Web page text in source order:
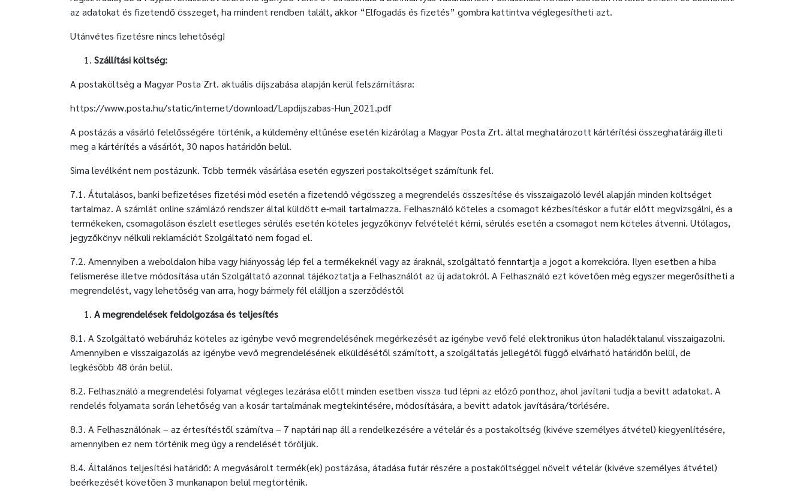
az adatokat és fizetendő összeget, ha mindent rendben talált, akkor “Elfogadás és fizetés” gombra kattintva véglegesítheti azt.
Utánvétes fizetésre nincs lehetőség!
Szállítási költség:
A postaköltség a Magyar Posta Zrt. aktuális díjszabása alapján kerül felszámításra:
https://www.posta.hu/static/internet/download/Lapdijszabas-Hun_2021.pdf
A postázás a vásárló felelősségére történik, a küldemény eltűnése esetén kizárólag a Magyar Posta Zrt. által meghatározott kártérítési összeghatáráig illeti
meg a kártérítés a vásárlót, 30 napos határidőn belül.
Sima levélként nem postázunk. Több termék vásárlása esetén egyszeri postaköltséget számítunk fel.
7.1. Átutalásos, banki befizetéses fizetési mód esetén a fizetendő végösszeg a megrendelés összesítése és visszaigazoló levél alapján minden költséget
tartalmaz. A számlát online számlázó rendszer által küldött e-mail tartalmazza. Felhasználó köteles a csomagot kézbesítéskor a futár előtt megvizsgálni, és a
termékeken, csomagoláson észlelt esetleges sérülés esetén köteles jegyzőkönyv felvételét kérni, sérülés esetén a csomagot nem köteles átvenni. Utólagos,
jegyzőkönyv nélküli reklamációt Szolgáltató nem fogad el.
7.2. Amennyiben a weboldalon hiba vagy hiányosság lép fel a termékeknél vagy az áraknál, szolgáltató fenntartja a jogot a korrekcióra. Ilyen esetben a hiba
felismerése illetve módosítása után Szolgáltató azonnal tájékoztatja a Felhasználót az új adatokról. A Felhasználó ezt követően még egyszer megerősítheti a
megrendelést, vagy lehetőség van arra, hogy bármely fél elálljon a szerződéstől
A megrendelések feldolgozása és teljesítés
8.1. A Szolgáltató webáruház köteles az igénybe vevő megrendelésének megérkezését az igénybe vevő felé elektronikus úton haladéktalanul visszaigazolni.
Amennyiben e visszaigazolás az igénybe vevő megrendelésének elküldésétől számított, a szolgáltatás jellegétől függő elvárható határidőn belül, de
legkésőbb 48 órán belül.
8.2. Felhasználó a megrendelési folyamat végleges lezárása előtt minden esetben vissza tud lépni az előző ponthoz, ahol javítani tudja a bevitt adatokat. A
rendelés folyamata során lehetőség van a kosár tartalmának megtekintésére, módosítására, a bevitt adatok javítására/törlésére.
8.3. A Felhasználónak – az értesítéstől számítva – 7 naptári nap áll a rendelkezésére a vételár és a postaköltség (kivéve személyes átvétel) kiegyenlítésére,
amennyiben ez nem történik meg úgy a rendelését töröljük.
8.4. Általános teljesítési határidő: A megvásárolt termék(ek) postázása, átadása futár részére a postaköltséggel növelt vételár (kivéve személyes átvétel)
beérkezését követően 3 munkanapon belül megtörténik.